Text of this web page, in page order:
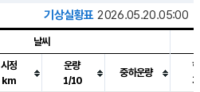
기상실황표 2026.05.20.05:00
날씨
시정
km
운량
1/10
중하운량